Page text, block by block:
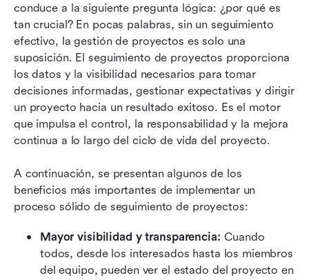
conduce a la siguiente pregunta lógica: ¿por qué es
tan crucial? En pocas palabras, sin un seguimiento
efectivo, la gestión de proyectos es solo una
suposición. El seguimiento de proyectos proporciona
los datos y la visibilidad necesarios para tomar
decisiones informadas, gestionar expectativas y dirigir
un proyecto hacia un resultado exitoso. Es el motor
que impulsa el control, la responsabilidad y la mejora
continua a lo largo del ciclo de vida del proyecto.
A continuación, se presentan algunos de los
beneficios más importantes de implementar un
proceso sólido de seguimiento de proyectos:
Mayor visibilidad y transparencia: Cuando
todos, desde los interesados hasta los miembros
del equipo, pueden ver el estado del proyecto en